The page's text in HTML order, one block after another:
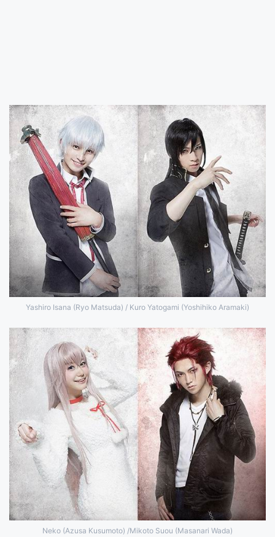
Yashiro Isana (Ryo Matsuda) / Kuro Yatogami (Yoshihiko Aramaki)
Neko (Azusa Kusumoto) /Mikoto Suou (Masanari Wada)